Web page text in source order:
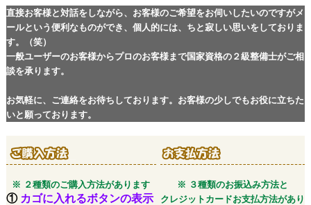
直接お客様と対話をしながら、お客様のご希望をお伺いしたいのですがメ
ールという便利なものができ、個人的には、ちと寂しい思いをしておりま
す。（笑）
一般ユーザーのお客様からプロのお客様まで国家資格の２級整備士がご相
談を承ります。
お気軽に、ご連絡をお待ちしております。お客様の少しでもお役に立ちた
いと願っております。
※ ２種類のご購入方法があります
※ ３種類のお振込み方法と
クレジットカードお支払方法があり
① カゴに入れるボタンの表示